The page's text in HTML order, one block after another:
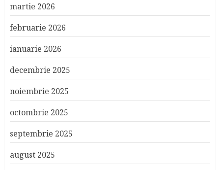
martie 2026
februarie 2026
ianuarie 2026
decembrie 2025
noiembrie 2025
octombrie 2025
septembrie 2025
august 2025